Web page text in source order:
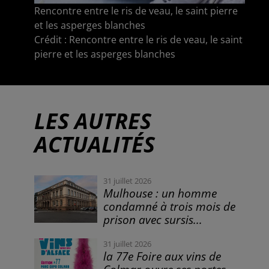
Rencontre entre le ris de veau, le saint pierre
et les asperges blanches
Crédit : Rencontre entre le ris de veau, le saint
pierre et les asperges blanches
LES AUTRES
ACTUALITÉS
31 juillet 2026
Mulhouse : un homme
condamné à trois mois de
prison avec sursis...
31 juillet 2026
la 77e Foire aux vins de